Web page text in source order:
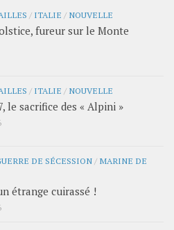
/ ITALIE / NOUVELLE
fureur sur le Monte
/ ITALIE / NOUVELLE
le sacrifice des « Alpini »
DE SÉCESSION / MARINE DE
étrange cuirassé !